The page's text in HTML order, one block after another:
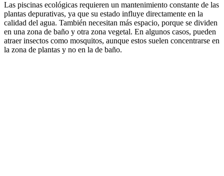
Las piscinas ecológicas requieren un mantenimiento constante de las
plantas depurativas, ya que su estado influye directamente en la
calidad del agua. También necesitan más espacio, porque se dividen
en una zona de baño y otra zona vegetal. En algunos casos, pueden
atraer insectos como mosquitos, aunque estos suelen concentrarse en
la zona de plantas y no en la de baño.